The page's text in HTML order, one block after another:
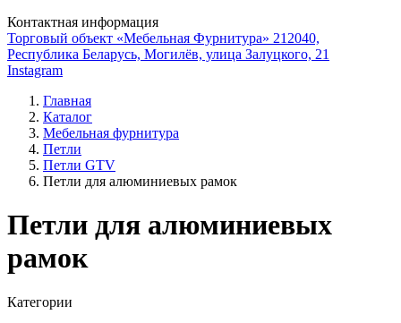
Контактная информация
Торговый объект «Мебельная Фурнитура» 212040,
Республика Беларусь, Могилёв, улица Залуцкого, 21
Instagram
Главная
Каталог
Мебельная фурнитура
Петли
Петли GTV
Петли для алюминиевых рамок
Петли для алюминиевых
рамок
Категории